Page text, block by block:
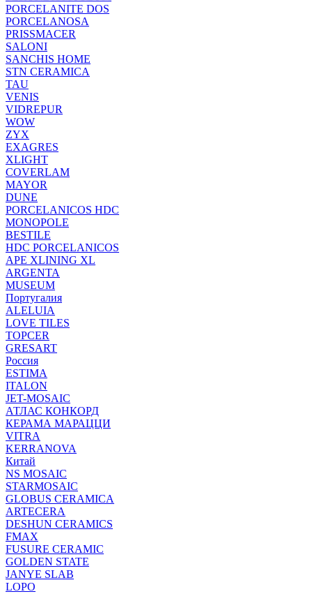
PORCELANITE DOS
PORCELANOSA
PRISSMACER
SALONI
SANCHIS HOME
STN CERAMICA
TAU
VENIS
VIDREPUR
WOW
ZYX
EXAGRES
XLIGHT
COVERLAM
MAYOR
DUNE
PORCELANICOS HDC
MONOPOLE
BESTILE
HDC PORCELANICOS
APE XLINING XL
ARGENTA
MUSEUM
Португалия
ALELUIA
LOVE TILES
TOPCER
GRESART
Россия
ESTIMA
ITALON
JET-MOSAIC
АТЛАС КОНКОРД
КЕРАМА МАРАЦЦИ
VITRA
KERRANOVA
Китай
NS MOSAIC
STARMOSAIC
GLOBUS CERAMICA
ARTECERA
DESHUN CERAMICS
FMAX
FUSURE CERAMIC
GOLDEN STATE
JANYE SLAB
LOPO